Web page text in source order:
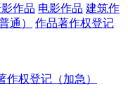
作品 电影作品 建筑作
通）
作品著作权登记
作权登记（加急）